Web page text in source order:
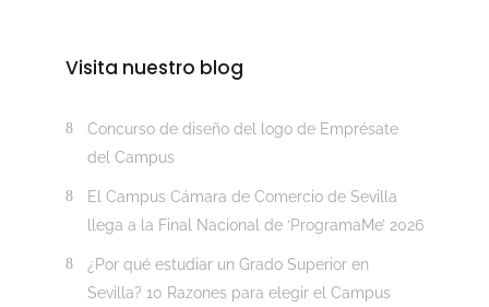
Visita nuestro blog
Concurso de diseño del logo de Emprésate
del Campus
El Campus Cámara de Comercio de Sevilla
llega a la Final Nacional de ‘ProgramaMe’ 2026
¿Por qué estudiar un Grado Superior en
Sevilla? 10 Razones para elegir el Campus